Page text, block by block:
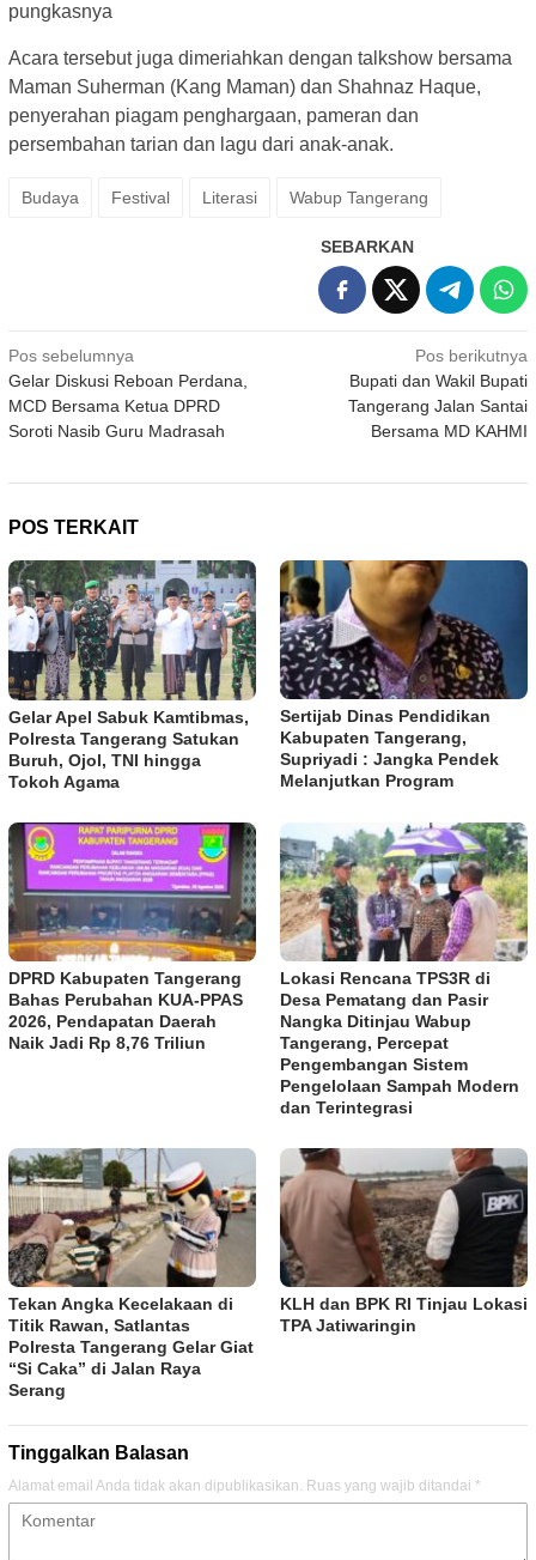
pungkasnya
Acara tersebut juga dimeriahkan dengan talkshow bersama
Maman Suherman (Kang Maman) dan Shahnaz Haque,
penyerahan piagam penghargaan, pameran dan
persembahan tarian dan lagu dari anak-anak.
Budaya Festival Literasi Wabup Tangerang
SEBARKAN
Navigasi
pos
Pos sebelumnya
Gelar Diskusi Reboan Perdana,
MCD Bersama Ketua DPRD
Soroti Nasib Guru Madrasah
Pos berikutnya
Bupati dan Wakil Bupati
Tangerang Jalan Santai
Bersama MD KAHMI
POS TERKAIT
Gelar Apel Sabuk Kamtibmas,
Polresta Tangerang Satukan
Buruh, Ojol, TNI hingga
Tokoh Agama
Sertijab Dinas Pendidikan
Kabupaten Tangerang,
Supriyadi : Jangka Pendek
Melanjutkan Program
DPRD Kabupaten Tangerang
Bahas Perubahan KUA-PPAS
2026, Pendapatan Daerah
Naik Jadi Rp 8,76 Triliun
Lokasi Rencana TPS3R di
Desa Pematang dan Pasir
Nangka Ditinjau Wabup
Tangerang, Percepat
Pengembangan Sistem
Pengelolaan Sampah Modern
dan Terintegrasi
Tekan Angka Kecelakaan di
Titik Rawan, Satlantas
Polresta Tangerang Gelar Giat
“Si Caka” di Jalan Raya
Serang
KLH dan BPK RI Tinjau Lokasi
TPA Jatiwaringin
Tinggalkan Balasan
Alamat email Anda tidak akan dipublikasikan. Ruas yang wajib ditandai *